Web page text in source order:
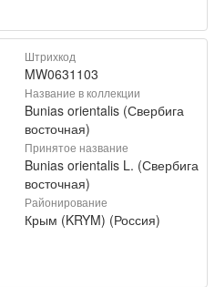
Штрихкод
MW0631103
Название в коллекции
Bunias orientalis (Свербига
восточная)
Принятое название
Bunias orientalis L. (Свербига
восточная)
Районирование
Крым (KRYM) (Россия)